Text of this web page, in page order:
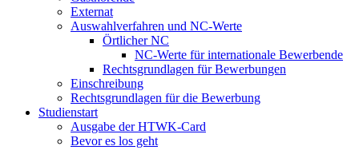
Externat
Auswahlverfahren und NC-Werte
Örtlicher NC
NC-Werte für internationale Bewerbende
Rechtsgrundlagen für Bewerbungen
Einschreibung
Rechtsgrundlagen für die Bewerbung
Studienstart
Ausgabe der HTWK-Card
Bevor es los geht